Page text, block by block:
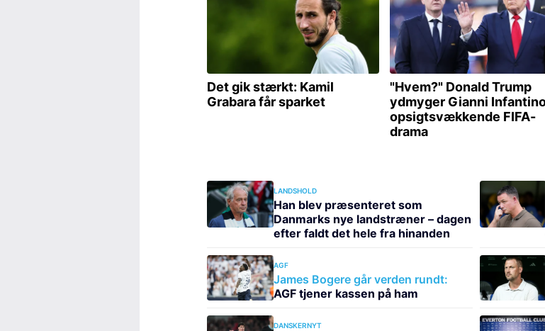
LANDSHOLD
Han blev præsenteret som
Danmarks nye landstræner – dagen
efter faldt det hele fra hinanden
AGF
James Bogere går verden rundt:
AGF tjener kassen på ham
DANSKERNYT